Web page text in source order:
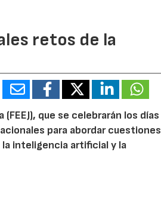
retos de la
que se celebrarán los días
para abordar cuestiones
inteligencia artificial y la